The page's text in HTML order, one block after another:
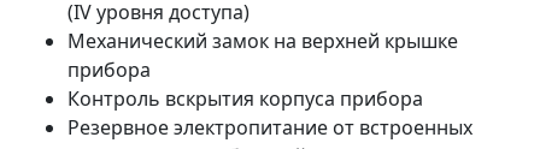
(IV уровня доступа)
Механический замок на верхней крышке
прибора
Контроль вскрытия корпуса прибора
Резервное электропитание от встроенных